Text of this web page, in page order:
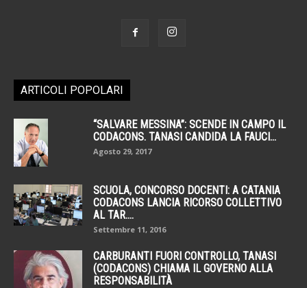
ARTICOLI POPOLARI
“SALVARE MESSINA”: SCENDE IN CAMPO IL
CODACONS. TANASI CANDIDA LA FAUCI...
Agosto 29, 2017
SCUOLA, CONCORSO DOCENTI: A CATANIA
CODACONS LANCIA RICORSO COLLETTIVO
AL TAR....
Settembre 11, 2016
CARBURANTI FUORI CONTROLLO, TANASI
(CODACONS) CHIAMA IL GOVERNO ALLA
RESPONSABILITÀ